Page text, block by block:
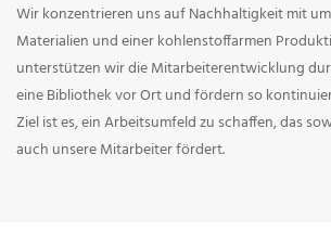
Wir konzentrieren uns auf Nachhaltigkeit mit
Materialien und einer kohlenstoffarmen
unterstützen wir die Mitarbeiterentwicklung
eine Bibliothek vor Ort und fördern so
Ziel ist es, ein Arbeitsumfeld zu schaffen, das
auch unsere Mitarbeiter fördert.